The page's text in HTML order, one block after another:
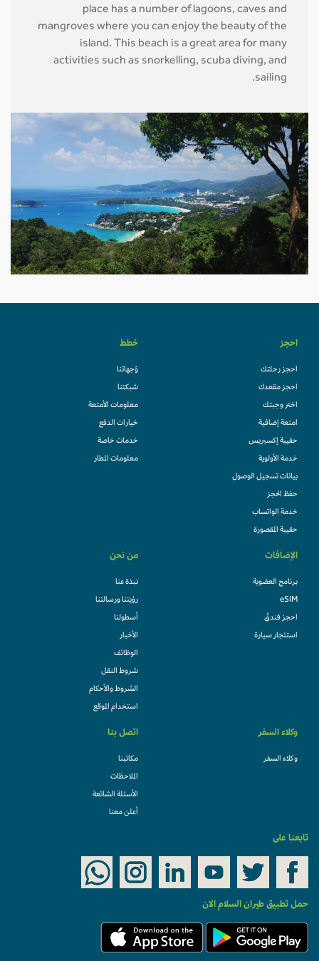
place has a number of lagoons, caves and
mangroves where you can enjoy the beauty of the
island. This beach is a great area for many
activities such as snorkelling, scuba diving, and
sailing.
احجز
احجز رحلتك
احجز مقعدك
اختر وجبتك
امتعة إضافية
حقيبة إكسبريس
خدمة الأولوية
بيانات تسجيل الوصول
حفظ الحجز
خدمة الواتساب
حقيبة المقصورة
خطط
وُجهاتنا
شبكتنا
معلومات الأمتعة
خيارات الدفع
خدمات خاصة
معلومات المطار
الإضافات
برنامج العضوية
eSIM
احجز فندقً
استئجار سيارة
من نحن
نبذة عنا
رؤيتنا ورسالتنا
أسطولنا
الأخبار
الوظائف
شروط النقل
الشروط والأحكام
استخدام الموقع
وكلاء السفر
وكلاء السفر
اتصل بنا
مكاتبنا
الملاحظات
الأسئلة الشائعة
أعلن معنا
تابعنا على
حمل تطبيق طيران السلام الان